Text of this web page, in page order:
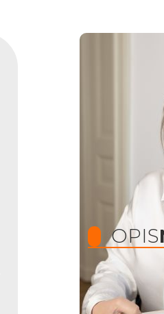
OPIS
REZERWACJA
Jeśli szukasz